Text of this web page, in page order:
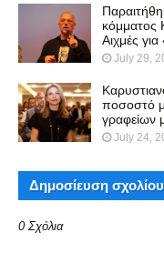
κόμματος
Αιχμές
July 29,
ποσοστό
γραφείων
July 24,
Δημοσίευση σχολίου
0 Σχόλια